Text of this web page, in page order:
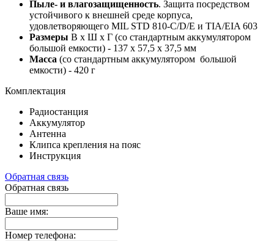
Пыле- и влагозащищенность. Защита посредством
устойчивого к внешней среде корпуса,
удовлетворяющего MIL STD 810-C/D/E и TIA/EIA 603
Размеры В х Ш х Г (со стандартным аккумулятором
большой емкости) - 137 x 57,5 x 37,5 мм
Масса (со стандартным аккумулятором большой
емкости) - 420 г
Комплектация
Радиостанция
Аккумулятор
Антенна
Клипса крепления на пояс
Инструкция
Обратная связь
Обратная связь
Ваше имя:
Номер телефона: